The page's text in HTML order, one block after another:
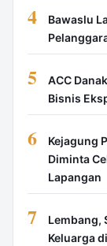
4
Bawaslu
5
ACC
Bisnis
6
Kejagung
Diminta
Lapangan
7
Lembang,
Keluarga